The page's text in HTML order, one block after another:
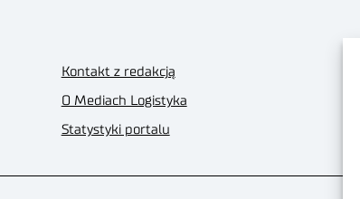
Kontakt z redakcją
O Mediach Logistyka
Statystyki portalu